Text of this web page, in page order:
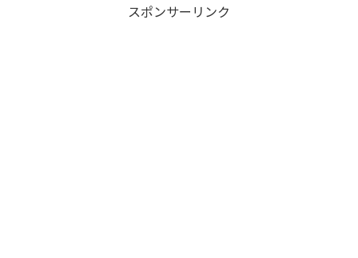
スポンサーリンク